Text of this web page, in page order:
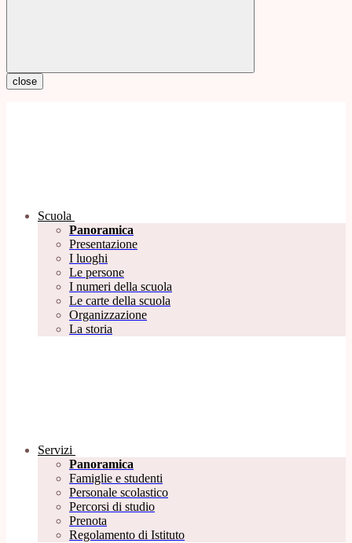
close
Scuola
Panoramica
Presentazione
I luoghi
Le persone
I numeri della scuola
Le carte della scuola
Organizzazione
La storia
Servizi
Panoramica
Famiglie e studenti
Personale scolastico
Percorsi di studio
Prenota
Regolamento di Istituto